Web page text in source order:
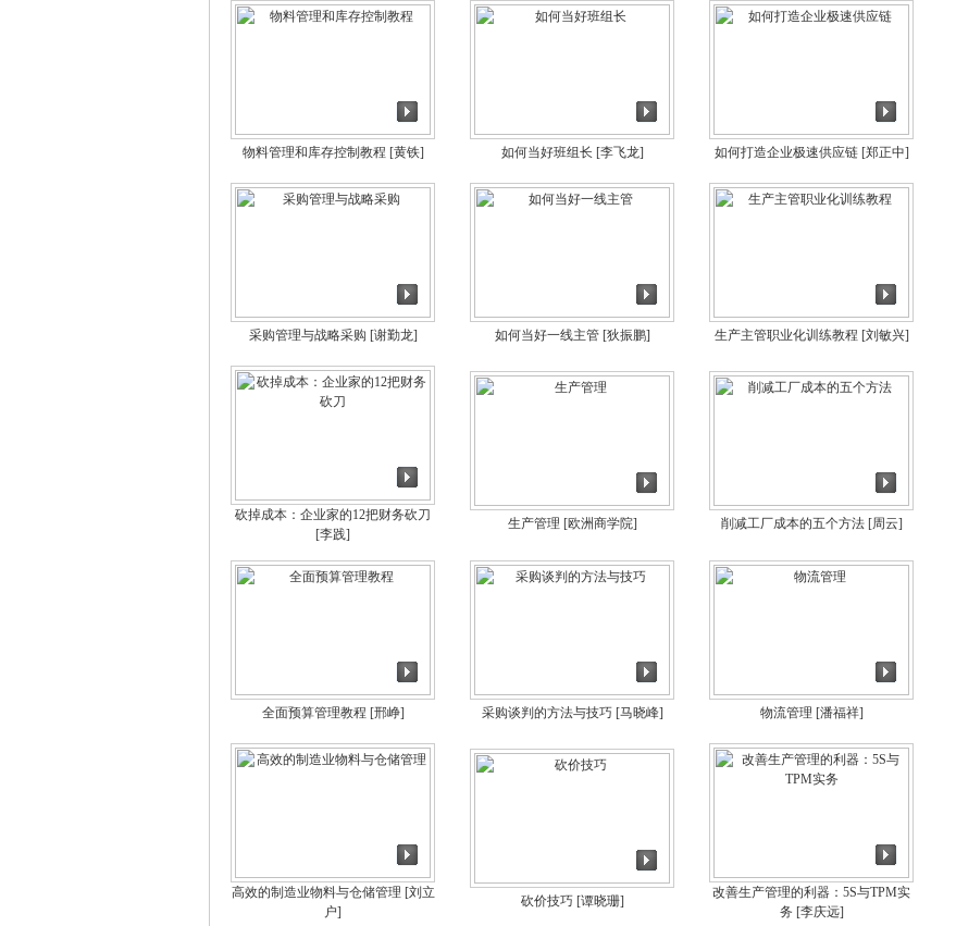
物料管理和库存控制教程 [黄铁] 如何当好班组长 [李飞龙] 如何打造企业极速供应链[郑正中]
采购管理与战略采购 [谢勤龙] 如何当好一线主管[狄振鹏] 生产主管职业化训练教程 [刘敏兴]
砍掉成本：企业家的12把财务砍刀
[李践]
生产管理 [欧洲商学院] 削减工厂成本的五个方法[周云]
全面预算管理教程 [邢峥] 采购谈判的方法与技巧[马晓峰] 物流管理 [潘福祥]
高效的制造业物料与仓储管理 [刘立
户]
砍价技巧[谭晓珊]
改善生产管理的利器：5S与TPM实
务 [李庆远]